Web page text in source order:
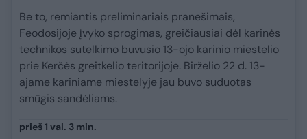
Be to, remiantis preliminariais pranešimais,
Feodosijoje įvyko sprogimas, greičiausiai dėl karinės
technikos sutelkimo buvusio 13-ojo karinio miestelio
prie Kerčės greitkelio teritorijoje. Birželio 22 d. 13-
ajame kariniame miestelyje jau buvo suduotas
smūgis sandėliams.
prieš 1 val. 3 min.